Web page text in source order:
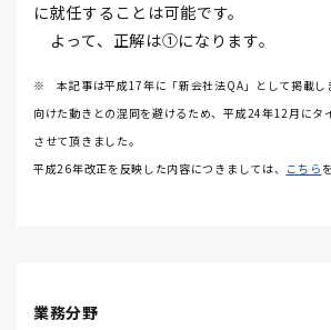
に就任することは可能です。
よって、正解は①になります。
※ 本記事は平成17年に「新会社法QA」として掲載し
向けた動きとの混同を避けるため、平成24年12月にタ
させて頂きました。
平成26年改正を反映した内容につきましては、 こちら
業務分野